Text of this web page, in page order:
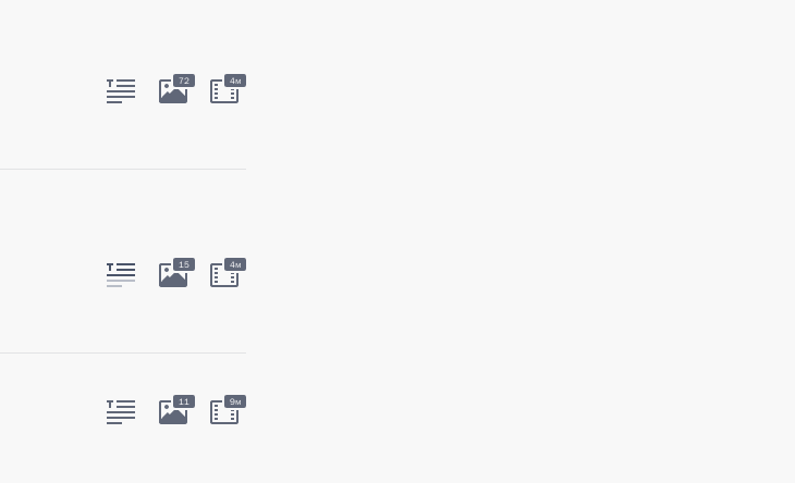
72 4м
15 4м
11 9м